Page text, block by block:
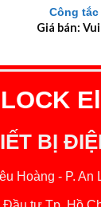
Công tắc
Giá bán:
BỊ
Hoàng - P. An